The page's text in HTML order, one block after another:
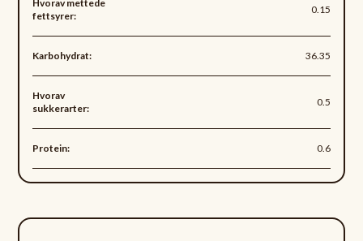
Hvorav mettede
fettsyrer:
0.15
Karbohydrat: 36.35
Hvorav
sukkerarter:
0.5
Protein: 0.6